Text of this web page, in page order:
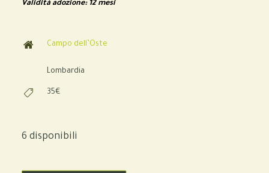
Validità adozione:12 mesi
Campo dell’Oste
Lombardia
35€
6 disponibili